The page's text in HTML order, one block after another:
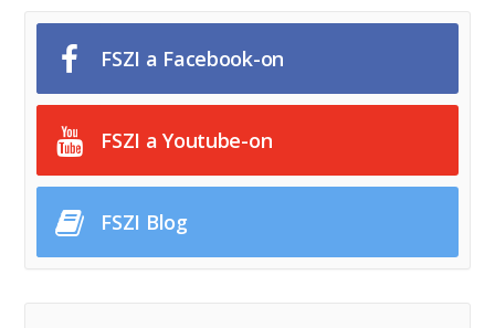
FSZI a Facebook-on
FSZI a Youtube-on
FSZI Blog